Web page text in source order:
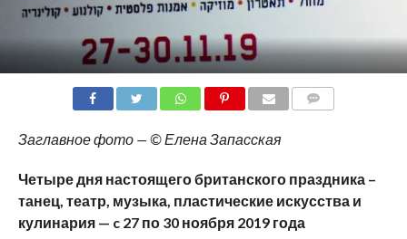
Заглавное фото — © Елена Запасская
Четыре дня настоящего британского праздника –
танец, театр, музыка, пластические искусства и
кулинария — c 27 по 30 ноября 2019 года